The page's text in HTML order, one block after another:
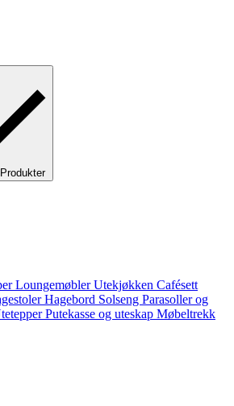
LoungemøblerUtekjøkken Cafésett
Hagebord Solseng Parasoller og
Putekasse og uteskap Møbeltrekk